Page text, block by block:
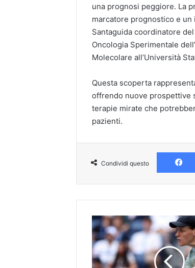
una prognosi peggiore. La
marcatore prognostico e
Santaguida coordinatore
Oncologia Sperimentale
Molecolare all’Università
Questa scoperta
offrendo nuove prospettive
terapie mirate che
pazienti.
Condividi questo
Us
Open,
Sinner
travolge
Michelsen